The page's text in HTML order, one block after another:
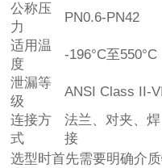
公称压
力
PN0.6-PN42
适用温
度
-196°C至550°C
泄漏等
级
ANSI Class II-VI
连接方
式
法兰、对夹、焊
接
选型时首先需要明确介